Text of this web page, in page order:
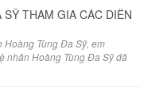
THAM GIA CÁC DIỄN
Tùng Đa Sỹ, em
nhân Hoàng Tùng Đa Sỹ đã